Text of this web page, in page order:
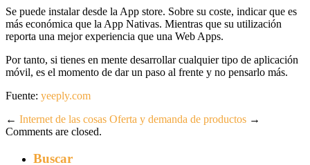
Se puede instalar desde la App store. Sobre su coste, indicar que es
más económica que la App Nativas. Mientras que su utilización
reporta una mejor experiencia que una Web Apps.
Por tanto, si tienes en mente desarrollar cualquier tipo de aplicación
móvil, es el momento de dar un paso al frente y no pensarlo más.
Fuente: yeeply.com
← Internet de las cosas Oferta y demanda de productos →
Comments are closed.
Buscar